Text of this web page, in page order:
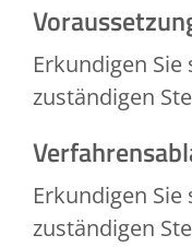
Erkundigen
zuständigen
Erkundigen
zuständigen